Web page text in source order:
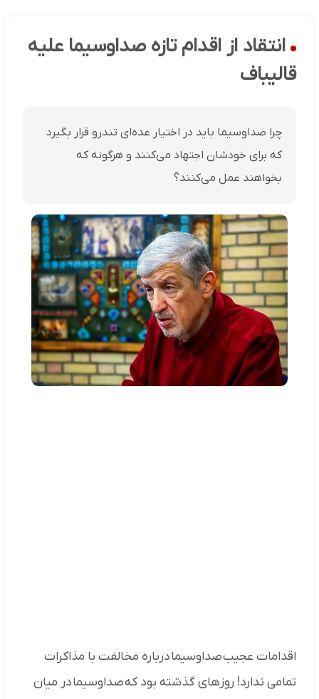
انتقاد از اقدام تازه صداوسیما علیه
قالیباف
چرا صداوسیما باید در اختیار عده‌ای تندرو قرار بگیرد
که برای خودشان اجتهاد می‌کنند و هرگونه که
بخواهند عمل می‌کنند؟
اقدامات عجیب صداوسیما درباره مخالفت با مذاکرات
تمامی ندارد! روزهای گذشته بود که صداوسیما در میان